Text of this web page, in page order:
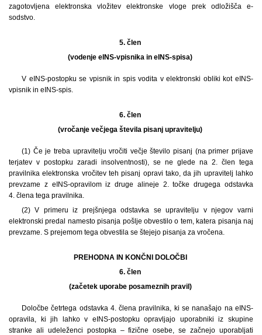
zagotovljena elektronska vložitev elektronske vloge prek odložišča e-
sodstvo.
5. člen
(vodenje eINS-vpisnika in eINS-spisa)
V eINS-postopku se vpisnik in spis vodita v elektronski obliki kot eINS-
vpisnik in eINS-spis.
6. člen
(vročanje večjega števila pisanj upravitelju)
(1) Če je treba upravitelju vročiti večje število pisanj (na primer prijave
terjatev v postopku zaradi insolventnosti), se ne glede na 2. člen tega
pravilnika elektronska vročitev teh pisanj opravi tako, da jih upravitelj lahko
prevzame z eINS-opravilom iz druge alineje 2. točke drugega odstavka
4. člena tega pravilnika.
(2) V primeru iz prejšnjega odstavka se upravitelju v njegov varni
elektronski predal namesto pisanja pošlje obvestilo o tem, katera pisanja naj
prevzame. S prejemom tega obvestila se štejejo pisanja za vročena.
PREHODNA IN KONČNI DOLOČBI
6. člen
(začetek uporabe posameznih pravil)
Določbe četrtega odstavka 4. člena pravilnika, ki se nanašajo na eINS-
opravila, ki jih lahko v eINS-postopku opravljajo uporabniki iz skupine
stranke ali udeleženci postopka – fizične osebe, se začnejo uporabljati